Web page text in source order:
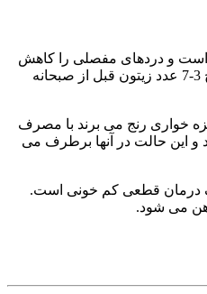
است و دردهای مفصلی را کاهش
می دهد، برای این منظور هر صبح 3-7 عدد زیتون قبل از صبحانه
خواری رنج می برند با مصرف
این حالت در آنها برطرف می
درمان قطعی کم خونی است.
می شود.